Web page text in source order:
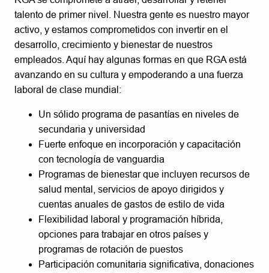
talento de primer nivel. Nuestra gente es nuestro mayor
activo, y estamos comprometidos con invertir en el
desarrollo, crecimiento y bienestar de nuestros
empleados. Aquí hay algunas formas en que RGA está
avanzando en su cultura y empoderando a una fuerza
laboral de clase mundial:
Un sólido programa de pasantías en niveles de
secundaria y universidad
Fuerte enfoque en incorporación y capacitación
con tecnología de vanguardia
Programas de bienestar que incluyen recursos de
salud mental, servicios de apoyo dirigidos y
cuentas anuales de gastos de estilo de vida
Flexibilidad laboral y programación híbrida,
opciones para trabajar en otros países y
programas de rotación de puestos
Participación comunitaria significativa, donaciones